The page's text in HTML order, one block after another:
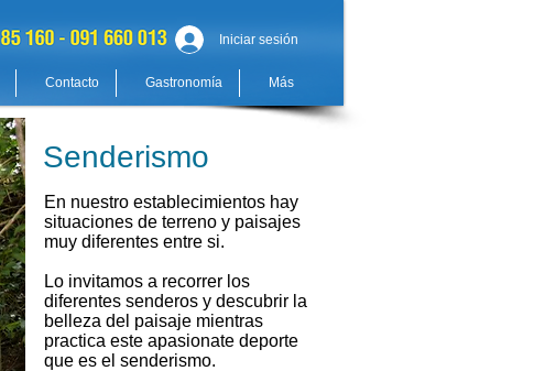
Contacto Gastronomía Más
Iniciar sesión
Senderismo
En nuestro establecimientos hay
situaciones de terreno y paisajes
muy diferentes entre si.
Lo invitamos a recorrer los
diferentes senderos y descubrir la
belleza del paisaje mientras
practica este apasionate deporte
que es el senderismo.